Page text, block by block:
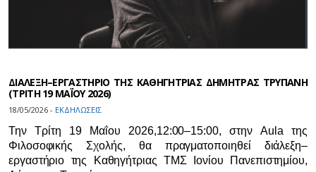
ΔΙΑΛΕΞΗ–ΕΡΓΑΣΤΗΡΙΟ ΤΗΣ ΚΑΘΗΓΗΤΡΙΑΣ ΔΗΜΗΤΡΑΣ ΤΡΥΠΑΝΗ
(ΤΡΙΤΗ 19 ΜΑΪ́ΟΥ 2026)
18/05/2026 - ΕΚΔΗΛΩΣΕΙΣ
Την Τρίτη 19 Μαΐου 2026,12:00–15:00, στην Aula της
Φιλοσοφικής Σχολής, θα πραγματοποιηθεί διάλεξη–
εργαστήριο της Καθηγήτριας ΤΜΣ Ιονίου Πανεπιστημίου,